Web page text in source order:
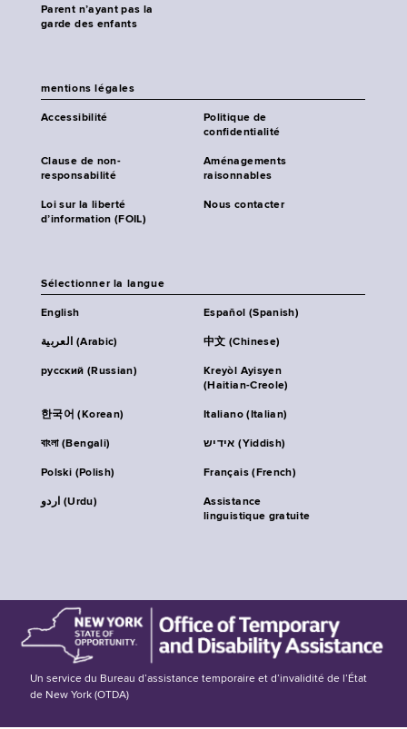
Parent n’ayant pas la
garde des enfants
mentions légales
Accessibilité
Politique de
confidentialité
Clause de non-
responsabilité
Aménagements
raisonnables
Loi sur la liberté
d’information (FOIL)
Nous contacter
Sélectionner la langue
English Español (Spanish)
العربية (Arabic) 中文 (Chinese)
русский (Russian)
Kreyòl Ayisyen
(Haitian-Creole)
한국어 (Korean) Italiano (Italian)
বাংলা (Bengali) אידיש (Yiddish)
Polski (Polish) Français (French)
اردو (Urdu)
Assistance
linguistique gratuite
Un service du Bureau d’assistance temporaire et d’invalidité de l’État
de New York (OTDA)